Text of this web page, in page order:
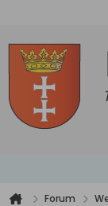
Forum